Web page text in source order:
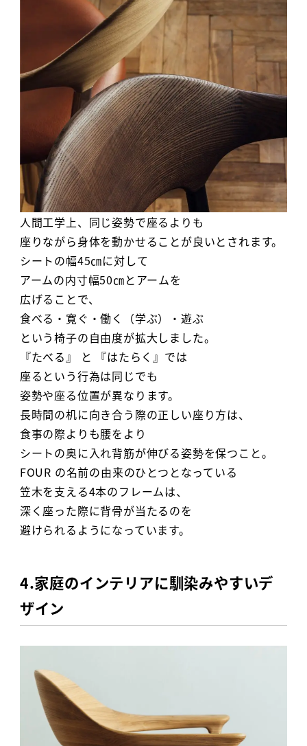
人間工学上、同じ姿勢で座るよりも
座りながら身体を動かせることが良いとされます。
シートの幅45㎝に対して
アームの内寸幅50㎝とアームを
広げることで、
食べる・寛ぐ・働く（学ぶ）・遊ぶ
という椅子の自由度が拡大しました。
『たべる』 と 『はたらく』では
座るという行為は同じでも
姿勢や座る位置が異なります。
長時間の机に向き合う際の正しい座り方は、
食事の際よりも腰をより
シートの奥に入れ背筋が伸びる姿勢を保つこと。
FOUR の名前の由来のひとつとなっている
笠木を支える4本のフレームは、
深く座った際に背骨が当たるのを
避けられるようになっています。
4.家庭のインテリアに馴染みやすいデ
ザイン